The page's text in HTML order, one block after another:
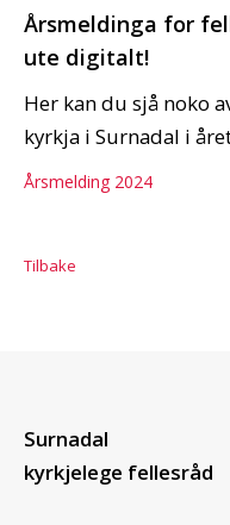
Årsmeldinga for
ute digitalt!
Her kan du sjå noko
kyrkja i Surnadal i
Årsmelding 2024
Tilbake
Surnadal
kyrkjelege fellesråd